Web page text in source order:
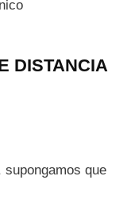
DISTANCIA
que